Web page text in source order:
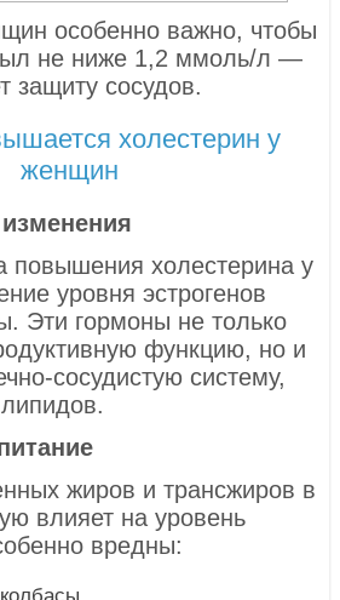
особенно важно, чтобы
не ниже 1,2 ммоль/л —
защиту сосудов.
холестерин у
женщин
повышения холестерина у
уровня эстрогенов
Эти гормоны не только
функцию, но и
сосудистую систему,
жиров и трансжиров в
влияет на уровень
вредны: